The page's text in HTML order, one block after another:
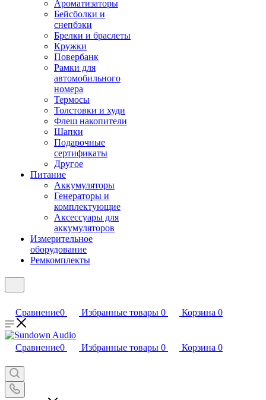
Ароматизаторы
Бейсболки и
снепбэки
Брелки и браслеты
Кружки
Повербанк
Рамки для
автомобильного
номера
Термосы
Толстовки и худи
Флеш накопители
Шапки
Подарочные
сертификаты
Другое
Питание
Аккумуляторы
Генераторы и
комплектующие
Аксессуары для
аккумуляторов
Измерительное
оборудование
Ремкомплекты
Сравнение0 Избранные товары 0 Корзина 0
Сравнение0 Избранные товары 0 Корзина 0